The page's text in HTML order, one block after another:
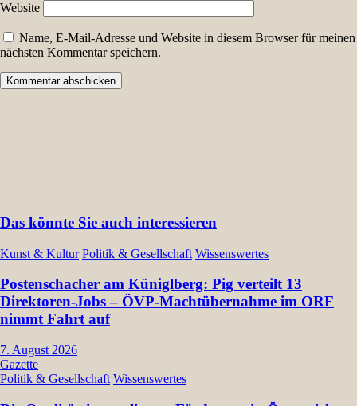
Website
Name, E-Mail-Adresse und Website in diesem Browser für meinen
nächsten Kommentar speichern.
Das könnte Sie auch interessieren
Kunst & Kultur Politik & Gesellschaft Wissenswertes
Postenschacher am Küniglberg: Pig verteilt 13
Direktoren-Jobs – ÖVP-Machtübernahme im ORF
nimmt Fahrt auf
7. August 2026
Gazette
Politik & Gesellschaft Wissenswertes